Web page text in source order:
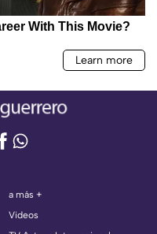
a más +
Videos